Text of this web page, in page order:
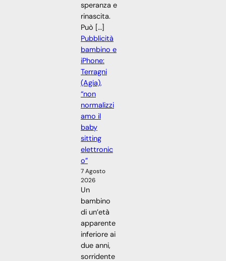
speranza e
rinascita.
Può […]
Pubblicità
bambino e
iPhone:
Terragni
(Agia),
“non
normalizzi
amo il
baby
sitting
elettronic
o”
7 Agosto
2026
Un
bambino
di un’età
apparente
inferiore ai
due anni,
sorridente